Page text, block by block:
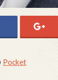
Pocket